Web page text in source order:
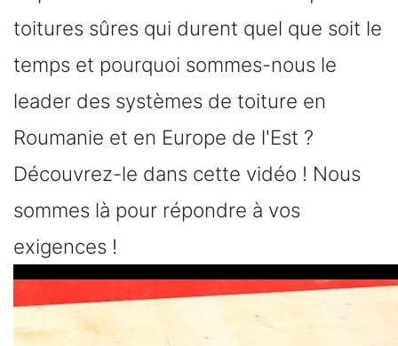
toitures sûres qui durent quel que soit le
temps et pourquoi sommes-nous le
leader des systèmes de toiture en
Roumanie et en Europe de l'Est ?
Découvrez-le dans cette vidéo ! Nous
sommes là pour répondre à vos
exigences !